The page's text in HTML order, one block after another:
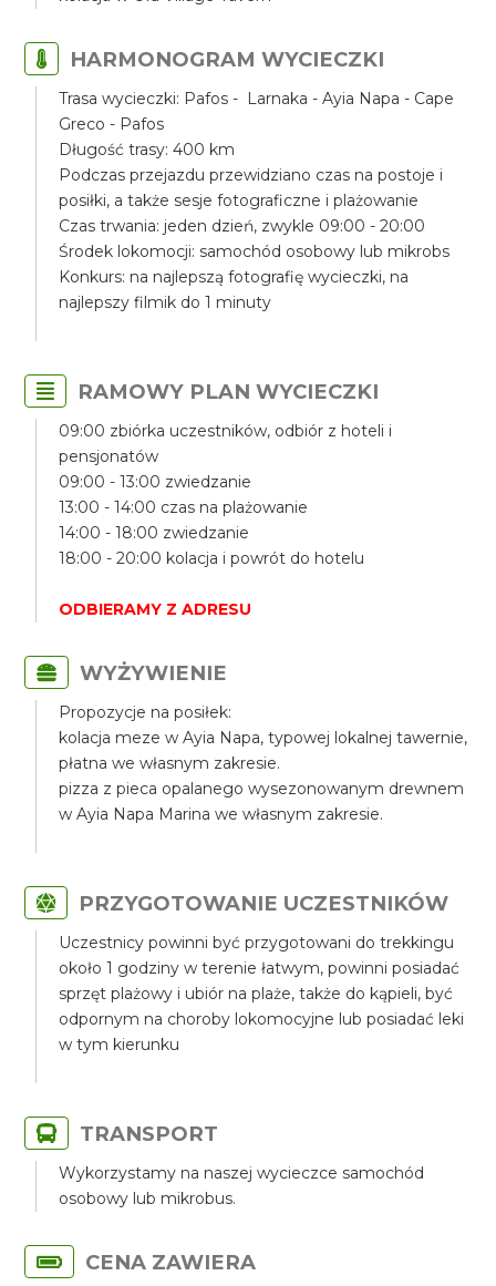
HARMONOGRAM WYCIECZKI
Trasa wycieczki: Pafos - Larnaka - Ayia Napa - Cape
Greco - Pafos
Długość trasy: 400 km
Podczas przejazdu przewidziano czas na postoje i
posiłki, a także sesje fotograficzne i plażowanie
Czas trwania: jeden dzień, zwykle 09:00 - 20:00
Środek lokomocji: samochód osobowy lub mikrobs
Konkurs: na najlepszą fotografię wycieczki, na
najlepszy filmik do 1 minuty
RAMOWY PLAN WYCIECZKI
09:00 zbiórka uczestników, odbiór z hoteli i
pensjonatów
09:00 - 13:00 zwiedzanie
13:00 - 14:00 czas na plażowanie
14:00 - 18:00 zwiedzanie
18:00 - 20:00 kolacja i powrót do hotelu
ODBIERAMY Z ADRESU
WYŻYWIENIE
Propozycje na posiłek:
kolacja meze w Ayia Napa, typowej lokalnej tawernie,
płatna we własnym zakresie.
pizza z pieca opalanego wysezonowanym drewnem
w Ayia Napa Marina we własnym zakresie.
PRZYGOTOWANIE UCZESTNIKÓW
Uczestnicy powinni być przygotowani do trekkingu
około 1 godziny w terenie łatwym, powinni posiadać
sprzęt plażowy i ubiór na plaże, także do kąpieli, być
odpornym na choroby lokomocyjne lub posiadać leki
w tym kierunku
TRANSPORT
Wykorzystamy na naszej wycieczce samochód
osobowy lub mikrobus.
CENA ZAWIERA